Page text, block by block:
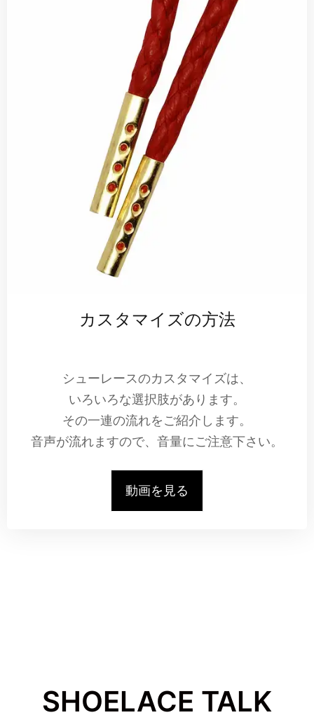
カスタマイズの方法
シューレースのカスタマイズは、
いろいろな選択肢があります。
その一連の流れをご紹介します。
音声が流れますので、音量にご注意下さい。
動画を見る
SHOELACE TALK